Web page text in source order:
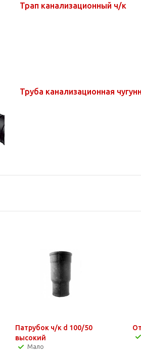
Трап канализационный ч/к
Труба канализационная
Патрубок ч/к d 100/50
высокий
Мало